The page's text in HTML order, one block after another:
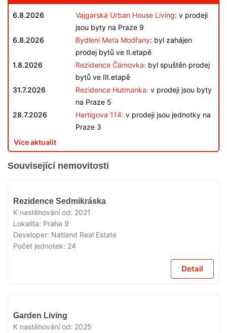
6.8.2026 Vajgarská Urban House Living: v prodeji
jsou byty na Praze 9
6.8.2026
Bydlení Meta Modřany: byl zahájen
prodej bytů ve II.etapě
1.8.2026
Rezidence Čámovka: byl spuštěn prodej
bytů ve III.etapě
31.7.2026
Rezidence Hutmanka: v prodeji jsou byty
na Praze 5
28.7.2026
Hartigova 114: v prodeji jsou jednotky na
Praze 3
Více aktualit
Související nemovitosti
Rezidence Sedmikráska
K nastěhování od: 2021
Lokalita: Praha 9
Developer: Natland Real Estate
Počet jednotek: 24
Detail
Garden Living
K nastěhování od: 2025